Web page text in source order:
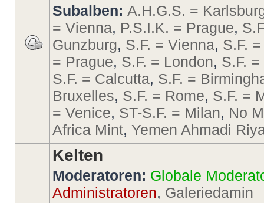
Subalben: A.H.G.S. =
= Vienna, P.S.I.K. = Prague,
Gunzburg, S.F. = Vienna, S.F.
= Prague, S.F. = London, S.F.
S.F. = Calcutta, S.F. =
Bruxelles, S.F. = Rome, S.F. =
= Venice, ST-S.F. = Milan, No
Africa Mint, Yemen Ahmadi
Kelten
Moderatoren: Globale
Administratoren, Galeriedamin